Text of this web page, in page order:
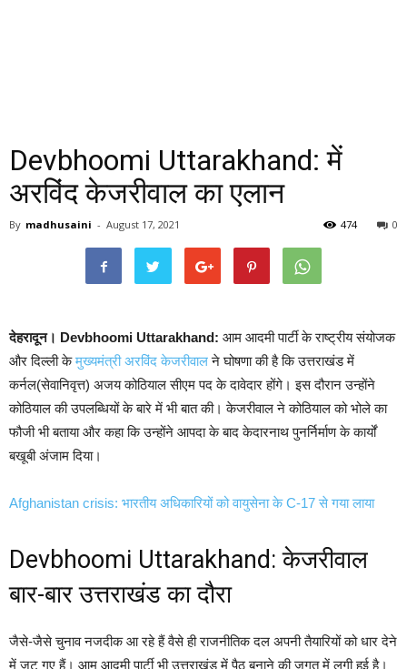
Devbhoomi Uttarakhand: में
अरविंद केजरीवाल का एलान
By madhusaini - August 17, 2021 0
474
देहरादून। Devbhoomi Uttarakhand: आम आदमी पार्टी के राष्ट्रीय संयोजक
और दिल्ली केमुख्यमंत्री अरविंद केजरीवालने घोषणा की है कि उत्तराखंड में
कर्नल(सेवानिवृत्त) अजय कोठियाल सीएम पद के दावेदार होंगे। इस दौरान उन्होंने
कोठियाल की उपलब्धियों के बारे में भी बात की। केजरीवाल ने कोठियाल को भोले का
फौजी भी बताया और कहा कि उन्होंने आपदा के बाद केदारनाथ पुनर्निर्माण के कार्यों
बखूबी अंजाम दिया।
Afghanistan crisis: भारतीय अधिकारियों को वायुसेना के C-17 से गया लाया
Devbhoomi Uttarakhand: केजरीवाल
बार-बार उत्तराखंड का दौरा
जैसे-जैसे चुनाव नजदीक आ रहे हैं वैसे ही राजनीतिक दल अपनी तैयारियों को धार देने
में जुट गए हैं। आम आदमी पार्टी भी उत्तराखंड में पैठ बनाने की जुगत में लगी हुई है।